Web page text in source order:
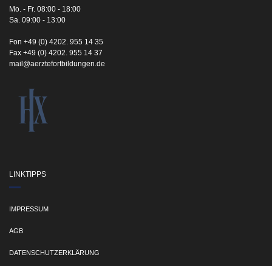
Mo. - Fr. 08:00 - 18:00
Sa. 09:00 - 13:00
Fon +49 (0) 4202. 955 14 35
Fax +49 (0) 4202. 955 14 37
mail@aerztefortbildungen.de
LINKTIPPS
IMPRESSUM
AGB
DATENSCHUTZERKLÄRUNG